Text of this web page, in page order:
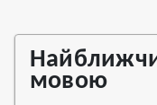
мовою